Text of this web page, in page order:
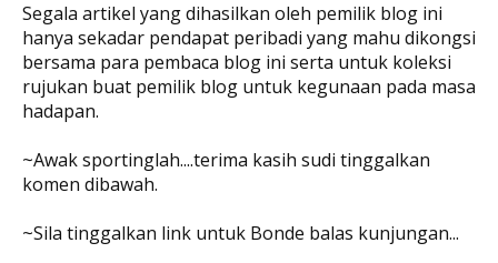
Segala artikel yang dihasilkan oleh pemilik blog ini
hanya sekadar pendapat peribadi yang mahu dikongsi
bersama para pembaca blog ini serta untuk koleksi
rujukan buat pemilik blog untuk kegunaan pada masa
hadapan.
~Awak sportinglah....terima kasih sudi tinggalkan
komen dibawah.
~Sila tinggalkan link untuk Bonde balas kunjungan...